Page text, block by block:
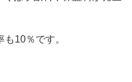
10％です。